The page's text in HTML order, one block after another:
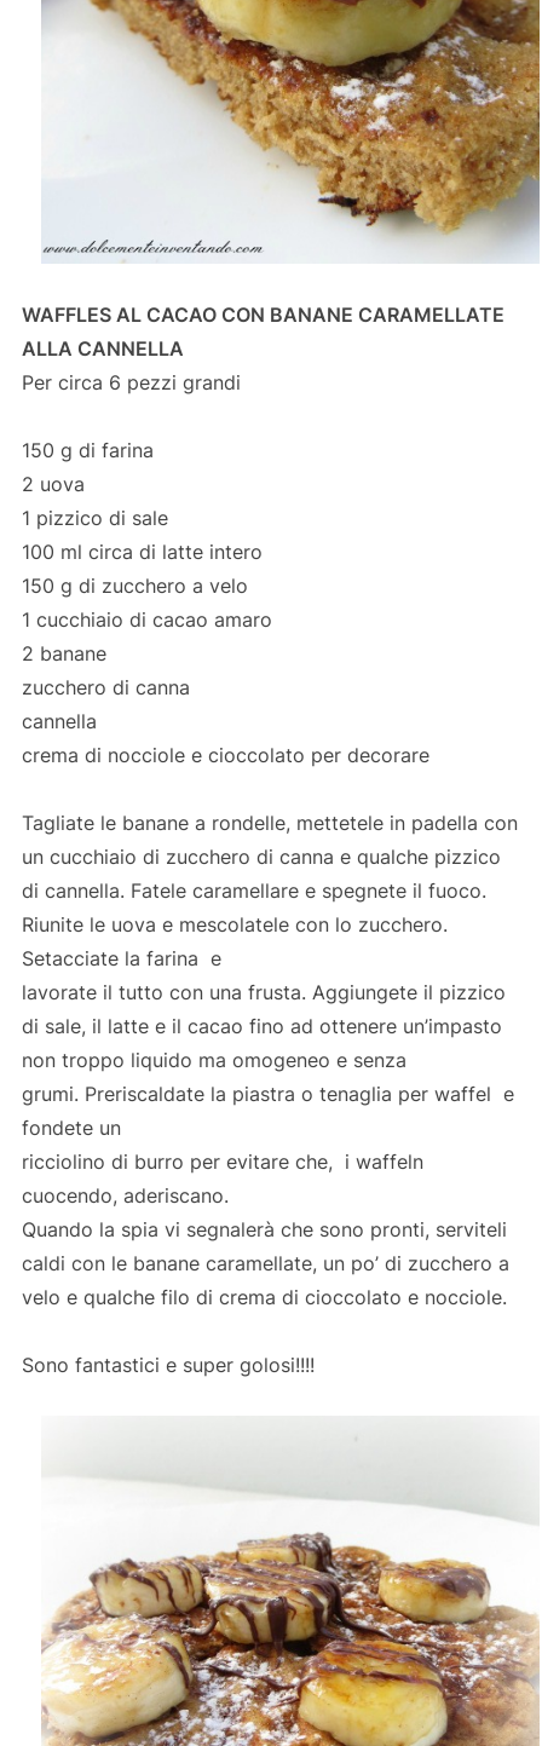
WAFFLES AL CACAO CON BANANE CARAMELLATE
ALLA CANNELLA
Per circa 6 pezzi grandi
150 g di farina
2 uova
1 pizzico di sale
100 ml circa di latte intero
150 g di zucchero a velo
1 cucchiaio di cacao amaro
2 banane
zucchero di canna
cannella
crema di nocciole e cioccolato per decorare
Tagliate le banane a rondelle, mettetele in padella con
un cucchiaio di zucchero di canna e qualche pizzico
di cannella. Fatele caramellare e spegnete il fuoco.
Riunite le uova e mescolatele con lo zucchero.
Setacciate la farina e
lavorate il tutto con una frusta. Aggiungete il pizzico
di sale, il latte e il cacao fino ad ottenere un’impasto
non troppo liquido ma omogeneo e senza
grumi. Preriscaldate la piastra o tenaglia per waffel e
fondete un
ricciolino di burro per evitare che, i waffeln
cuocendo, aderiscano.
Quando la spia vi segnalerà che sono pronti, serviteli
caldi con le banane caramellate, un po’ di zucchero a
velo e qualche filo di crema di cioccolato e nocciole.
Sono fantastici e super golosi!!!!